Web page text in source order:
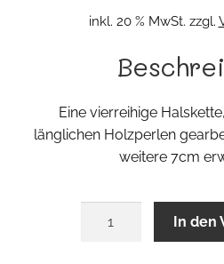
inkl. 20 % MwSt. zzgl.
Eine vierreihige
länglichen Holzperlen
weitere 7cm
In den